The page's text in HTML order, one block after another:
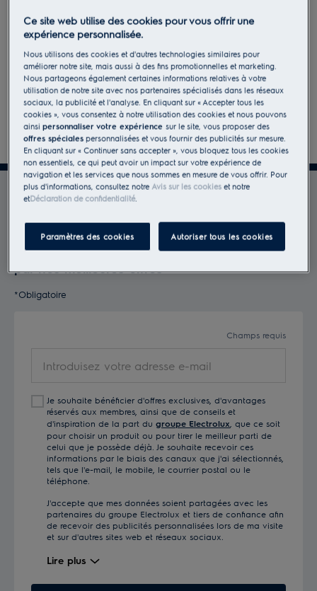
Suivant
Bénéficiez de tous les
avantages Electrolux
Rejoignez MyElectrolux et soyez récompensé
par nos meilleures offres*
*Obligatoire
Champs requis
votre
e-
mail
Je souhaite bénéficier d'offres exclusives, d'avantages
réservés aux membres, ainsi que de conseils et
d'inspiration de la part du groupe Electrolux , que ce soit
pour choisir un produit ou pour tirer le meilleur parti de
celui que je possède déjà. Je souhaite recevoir ces
informations par le biais des canaux que j'ai sélectionnés,
tels que l'e-mail, le mobile, le courrier postal ou le
téléphone.
J'accepte que mes données soient partagées avec les
partenaires du groupe Electrolux et tiers de confiance afin
de recevoir des publicités personnalisées lors de ma visite
et sur d'autres sites web et réseaux sociaux.
Lire plus
Ce site web utilise des cookies pour vous offrir une
expérience personnalisée.
Nous utilisons des cookies et d'autres technologies similaires pour
améliorer notre site, mais aussi à des fins promotionnelles et marketing.
Nous partageons également certaines informations relatives à votre
utilisation de notre site avec nos partenaires spécialisés dans les réseaux
sociaux, la publicité et l'analyse. En cliquant sur « Accepter tous les
cookies », vous consentez à notre utilisation des cookies et nous pouvons
ainsipersonnaliser votre expériencesur le site, vous proposer des
offres spéciales personnalisées et vous fournir des publicités sur mesure.
En cliquant sur « Continuer sans accepter », vous bloquez tous les cookies
non essentiels, ce qui peut avoir un impact sur votre expérience de
navigation et les services que nous sommes en mesure de vous offrir. Pour
plus d'informations, consultez notre Avis sur les cookies et notre
etDéclaration de confidentialité.
Paramètres des cookies Autoriser tous les cookies